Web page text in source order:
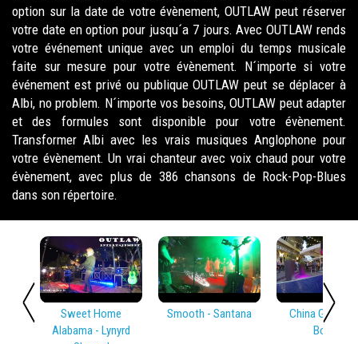
option sur la date de votre évènement, OUTLAW peut réserver
votre date en option pour jusqu´a 7 jours. Avec OUTLAW rends
votre événement unique avec un emploi du temps musicale
faite sur mesure pour votre évènement. N´importe si votre
événement est privé ou publique OUTLAW peut se déplacer à
Albi, no problem. N´importe vos besoins, OUTLAW peut adapter
et des formules sont disponible pour votre évènement.
Transformer Albi avec les vrais musiques Anglophone pour
votre évènement. Un vrai chanteur avec voix chaud pour votre
évènement, avec plus de 386 chansons de Rock-Pop-Blues
dans son répertoire.
Sweet Home
Alabama - Lynyrd
Smooth - Santana
China Girl -
Bowie